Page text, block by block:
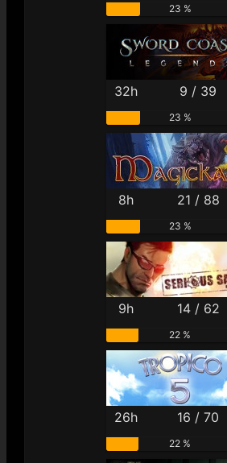
23 %
32h 9 / 39
23 %
8h 21 / 88
23 %
9h 14 / 62
22 %
26h 16 / 70
22 %